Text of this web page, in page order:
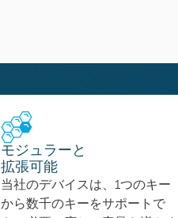
モジュラーと
拡張可能
当社のデバイスは、1つのキー
から数千のキーをサポートで